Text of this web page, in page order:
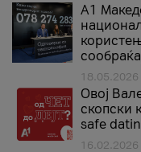
A1
18.05.2026
Овој
скопски
safe
16.02.2026